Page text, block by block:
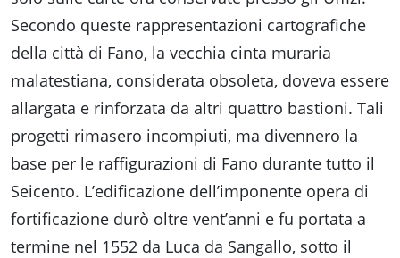
Secondo queste rappresentazioni cartografiche
della città di Fano, la vecchia cinta muraria
malatestiana, considerata obsoleta, doveva essere
allargata e rinforzata da altri quattro bastioni. Tali
progetti rimasero incompiuti, ma divennero la
base per le raffigurazioni di Fano durante tutto il
Seicento. L’edificazione dell’imponente opera di
fortificazione durò oltre vent’anni e fu portata a
termine nel 1552 da Luca da Sangallo, sotto il